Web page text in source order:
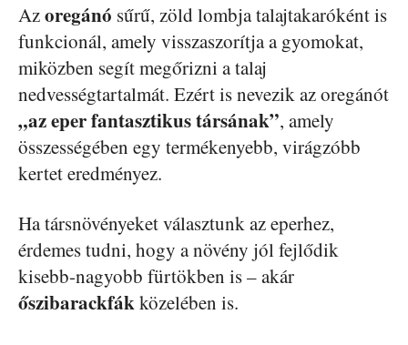
Azoregánó sűrű, zöld lombja talajtakaróként is
funkcionál, amely visszaszorítja a gyomokat,
miközben segít megőrizni a talaj
nedvességtartalmát. Ezért is nevezik az oregánót
„az eper fantasztikus társának”, amely
összességében egy termékenyebb, virágzóbb
kertet eredményez.
Ha társnövényeket választunk az eperhez,
érdemes tudni, hogy a növény jól fejlődik
kisebb-nagyobb fürtökben is – akár
őszibarackfákközelében is.